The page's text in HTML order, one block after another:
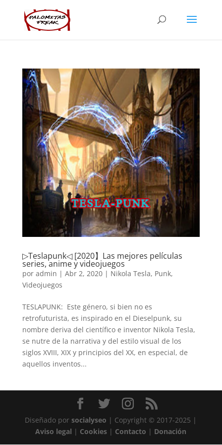
▷Teslapunk◁ [2020】Las mejores películas
series, anime y videojuegos
por admin | Abr 2, 2020| Nikola Tesla, Punk,
Videojuegos
TESLAPUNK: Este género, si bien no es
retrofuturista, es inspirado en el Dieselpunk, su
nombre deriva del científico e inventor Nikola Tesla,
se nutre de la narrativa y del estilo visual de los
siglos XVIII, XIX y principios del XX, en especial, de
aquellos inventos...
Diseñado porsocialyseo | Copyright © 2017-2025 |
Aviso legal | Cookies | Contacto | Donación